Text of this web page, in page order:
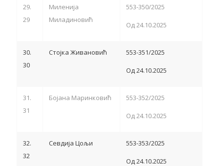
29.
29
Миленија
Миладиновић
553-350/2025
Од 24.10.2025
30.
30
Стојка Живановић 553-351/2025
Од 24.10.2025
31.
31
Бојана Маринковић 553-352/2025
Од 24.10.2025
32.
32
Севдија Цољи 553-353/2025
Од 24.10.2025